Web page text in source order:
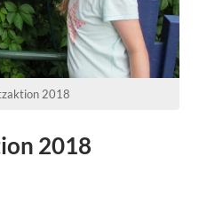
2018
2018